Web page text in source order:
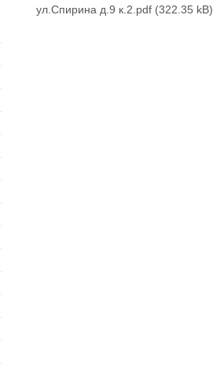
ул.Спирина д.9 к.2.pdf (322.35 kB)